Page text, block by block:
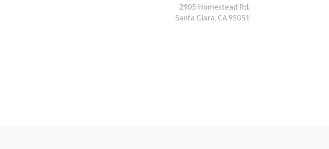
2905 Homestead Rd,
Santa Clara, CA 95051